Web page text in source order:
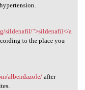
sildenafil/">sildenafil</a
to the place you
albendazole/after